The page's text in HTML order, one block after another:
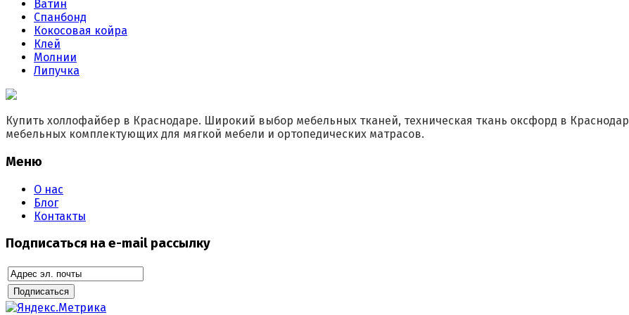
Ватин
Спанбонд
Кокосовая койра
Клей
Молнии
Липучка
Купить холлофайбер в Краснодаре. Широкий выбор мебельных тканей, техническая ткань оксфорд в
мебельных комплектующих для мягкой мебели и ортопедических матрасов.
Меню
О нас
Блог
Контакты
Подписаться на e-mail рассылку